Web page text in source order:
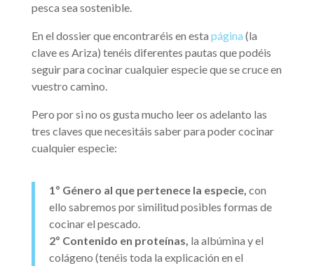
pesca sea sostenible.
En el dossier que encontraréis en esta página (la
clave es Ariza) tenéis diferentes pautas que podéis
seguir para cocinar cualquier especie que se cruce en
vuestro camino.
Pero por si no os gusta mucho leer os adelanto las
tres claves que necesitáis saber para poder cocinar
cualquier especie:
1º Género al que pertenece la especie, con
ello sabremos por similitud posibles formas de
cocinar el pescado.
2º Contenido en proteínas, la albúmina y el
colágeno (tenéis toda la explicación en el